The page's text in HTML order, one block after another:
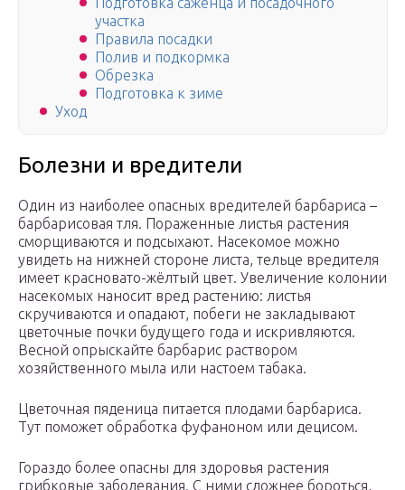
участка
Правила посадки
Полив и подкормка
Обрезка
Подготовка к зиме
Уход
Болезни и вредители
Один из наиболее опасных вредителей барбариса –
барбарисовая тля. Пораженные листья растения
сморщиваются и подсыхают. Насекомое можно
увидеть на нижней стороне листа, тельце вредителя
имеет красновато-жёлтый цвет. Увеличение колонии
насекомых наносит вред растению: листья
скручиваются и опадают, побеги не закладывают
цветочные почки будущего года и искривляются.
Весной опрыскайте барбарис раствором
хозяйственного мыла или настоем табака.
Цветочная пяденица питается плодами барбариса.
Тут поможет обработка фуфаноном или децисом.
Гораздо более опасны для здоровья растения
грибковые заболевания. С ними сложнее бороться,